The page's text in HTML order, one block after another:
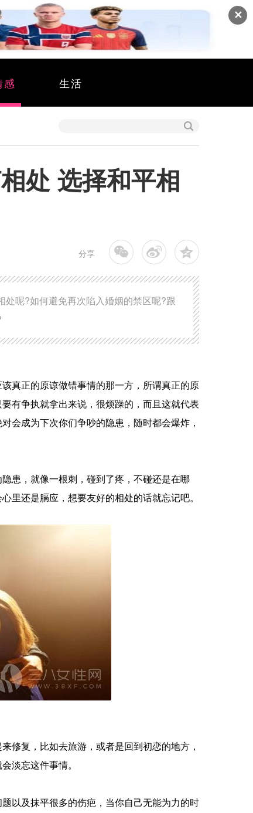
✕
感 生活
处 选择和平相
分享
呢?如何避免再次陷入婚姻的禁区呢?跟
正的原谅做错事情的那一方，所谓真正的原
有争执就拿出来说，很烦躁的，而且这就代表
会成为下次你们争吵的隐患，随时都会爆炸，
，就像一根刺，碰到了疼，不碰还是在哪
里还是膈应，想要友好的相处的话就忘记吧。
复，比如去旅游，或者是回到初恋的地方，
淡忘这件事情。
及抹平很多的伤疤，当你自己无能为力的时